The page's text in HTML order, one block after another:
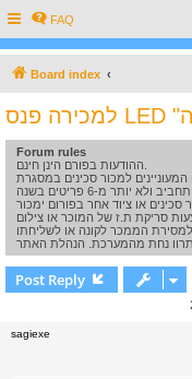
FAQ
Board index
Forum rules
למכור סכינים במסגרת
או ציוד אחר בפורום ימכור
יבדוק באמצעות סריקת ת.ז של המוכר או צילום
Post Reply
sagiexe